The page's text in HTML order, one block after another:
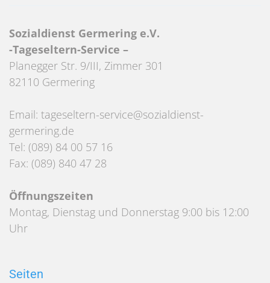
Sozialdienst Germering e.V.
-Tageseltern-Service –
Planegger Str. 9/III, Zimmer 301
82110 Germering
Email: tageseltern-service@sozialdienst-
germering.de
Tel: (089) 84 00 57 16
Fax: (089) 840 47 28
Öffnungszeiten
Montag, Dienstag und Donnerstag 9:00 bis 12:00
Uhr
Seiten